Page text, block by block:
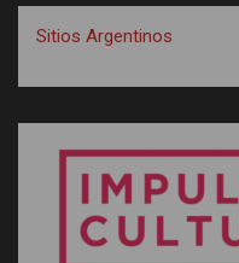
Sitios Argentinos